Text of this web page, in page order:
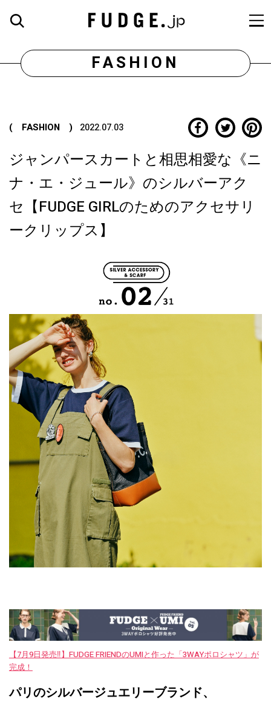
FASHION
( FASHION ) 2022.07.03
ジャンパースカートと相思相愛な《ニ
ナ・エ・ジュール》のシルバーアク
セ【FUDGE GIRLのためのアクセサリ
ークリップス】
【7月9日発売‼︎】FUDGE FRIENDのUMIと作った「3WAYポロシャツ」が
完成！
パリのシルバージュエリーブランド、